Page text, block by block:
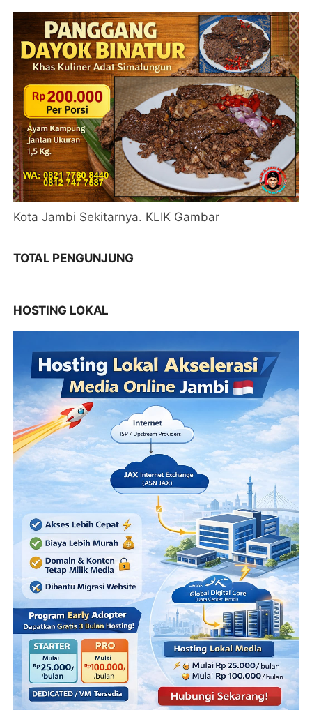
Kota Jambi Sekitarnya. KLIK Gambar
TOTAL PENGUNJUNG
HOSTING LOKAL